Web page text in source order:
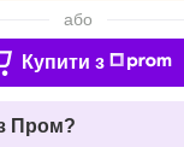
або
Купити з
Пром?